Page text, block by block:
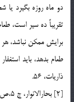
دو ماه روزه بگيرد
تقريباً ده سير است،
برايش ممكن نباشد، هر
ذاريات، 56.
[2] بحارالانوار، ج 5،‌ص 315.